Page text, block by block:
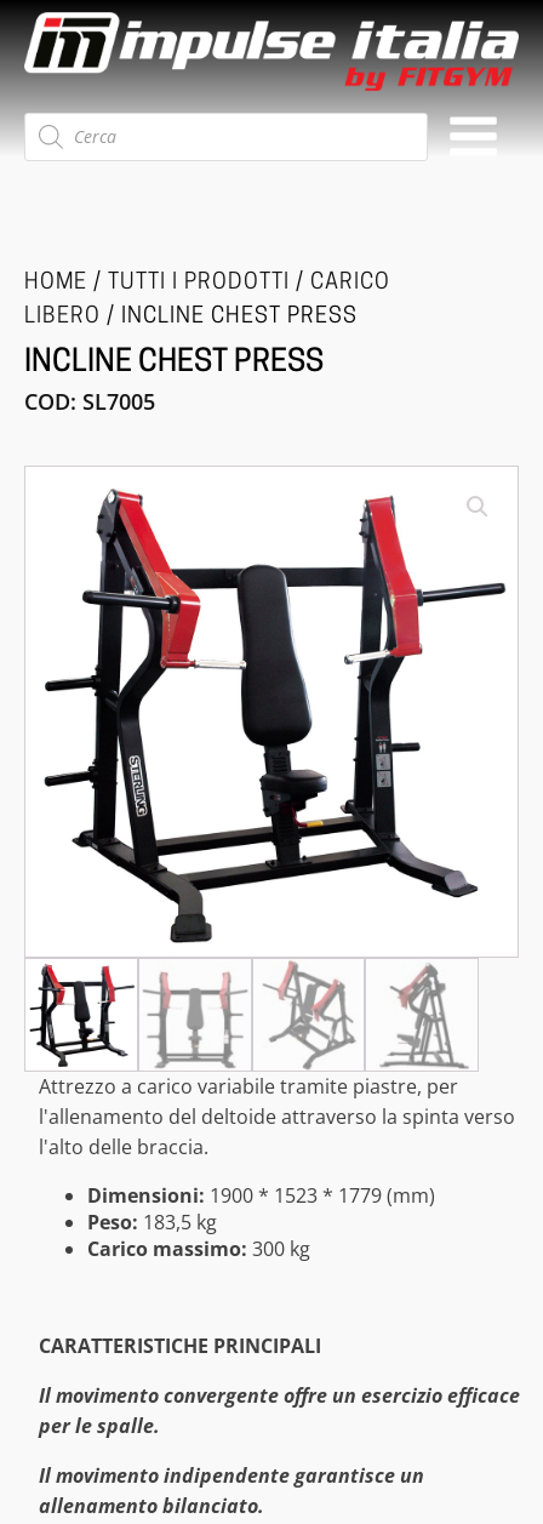
Ricerca
prodotti
HOME / TUTTI I PRODOTTI / CARICO
LIBERO / INCLINE CHEST PRESS
INCLINE CHEST PRESS
COD: SL7005
Attrezzo a carico variabile tramite piastre, per
l'allenamento del deltoide attraverso la spinta verso
l'alto delle braccia.
Dimensioni: 1900 * 1523 * 1779 (mm)
Peso: 183,5 kg
Carico massimo: 300 kg
CARATTERISTICHE PRINCIPALI
Il movimento convergente offre un esercizio efficace
per le spalle.
Il movimento indipendente garantisce un
allenamento bilanciato.